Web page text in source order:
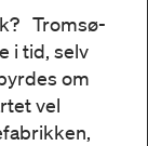
Tromsø-
i tid, selv
om
vel